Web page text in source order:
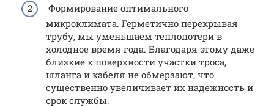
Формирование оптимального
микроклимата. Герметично перекрывая
трубу, мы уменьшаем теплопотери в
холодное время года. Благодаря этому даже
близкие к поверхности участки троса,
шланга и кабеля не обмерзают, что
существенно увеличивает их надежность и
срок службы.